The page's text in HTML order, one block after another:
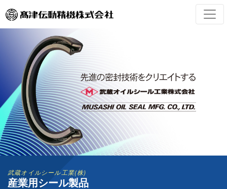
武蔵オイルシール工業(株)
産業用シール製品